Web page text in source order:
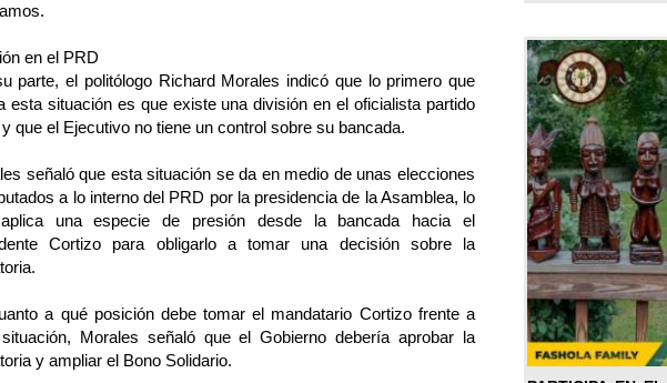
en el PRD
parte, el politólogo Richard Morales indicó que lo primero que
esta situación es que existe una división en el oficialista partido
que el Ejecutivo no tiene un control sobre su bancada.
señaló que esta situación se da en medio de unas elecciones
a lo interno del PRD por la presidencia de la Asamblea, lo
una especie de presión desde la bancada hacia el
Cortizo para obligarlo a tomar una decisión sobre la
a qué posición debe tomar el mandatario Cortizo frente a
Morales señaló que el Gobierno debería aprobar la
y ampliar el Bono Solidario.